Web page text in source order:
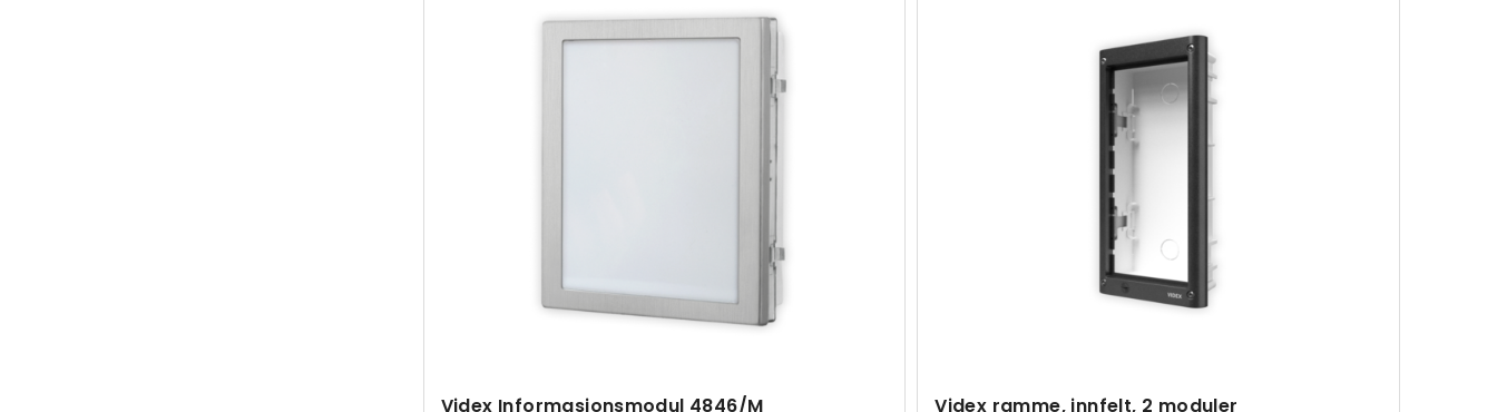
Videx Informasjonsmodul 4846/M Videx ramme, innfelt, 2 moduler